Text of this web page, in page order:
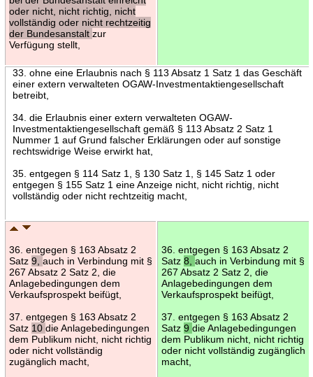
oder nicht, nicht richtig, nicht
vollständig oder nicht rechtzeitig
der Bundesanstalt zur
Verfügung stellt,
33. ohne eine Erlaubnis nach § 113 Absatz 1 Satz 1 das Geschäft
einer extern verwalteten OGAW-Investmentaktiengesellschaft
betreibt,
34. die Erlaubnis einer extern verwalteten OGAW-
Investmentaktiengesellschaft gemäß § 113 Absatz 2 Satz 1
Nummer 1 auf Grund falscher Erklärungen oder auf sonstige
rechtswidrige Weise erwirkt hat,
35. entgegen § 114 Satz 1, § 130 Satz 1, § 145 Satz 1 oder
entgegen § 155 Satz 1 eine Anzeige nicht, nicht richtig, nicht
vollständig oder nicht rechtzeitig macht,
36. entgegen § 163 Absatz 2
Satz 9, auch in Verbindung mit §
267 Absatz 2 Satz 2, die
Anlagebedingungen dem
Verkaufsprospekt beifügt,
37. entgegen § 163 Absatz 2
Satz 10 die Anlagebedingungen
dem Publikum nicht, nicht richtig
oder nicht vollständig
zugänglich macht,
36. entgegen § 163 Absatz 2
Satz 8, auch in Verbindung mit §
267 Absatz 2 Satz 2, die
Anlagebedingungen dem
Verkaufsprospekt beifügt,
37. entgegen § 163 Absatz 2
Satz 9 die Anlagebedingungen
dem Publikum nicht, nicht richtig
oder nicht vollständig zugänglich
macht,